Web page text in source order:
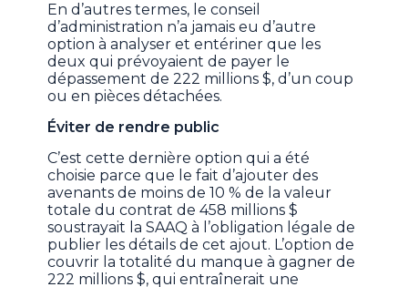
En d’autres termes, le conseil
d’administration n’a jamais eu d’autre
option à analyser et entériner que les
deux qui prévoyaient de payer le
dépassement de 222 millions $, d’un coup
ou en pièces détachées.
Éviter de rendre public
C’est cette dernière option qui a été
choisie parce que le fait d’ajouter des
avenants de moins de 10 % de la valeur
totale du contrat de 458 millions $
soustrayait la SAAQ à l’obligation légale de
publier les détails de cet ajout. L’option de
couvrir la totalité du manque à gagner de
222 millions $, qui entraînerait une